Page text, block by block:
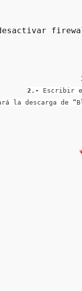
2.-
Escribir
la descarga de